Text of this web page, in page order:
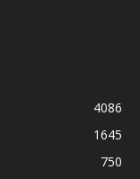
4086
1645
750